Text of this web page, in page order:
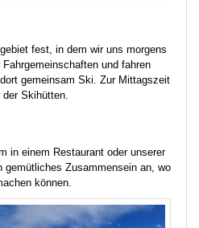
fest, in dem wir uns morgens
und fahren
gemeinsam Ski. Zur Mittagszeit
Skihütten.
in einem Restaurant oder unserer
gemütliches Zusammensein an, wo
können.